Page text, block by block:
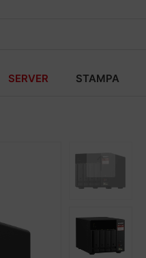
SERVER STAMPA